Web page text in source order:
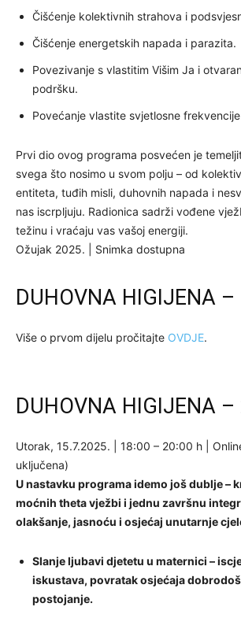
Čišćenje kolektivnih strahova i
Čišćenje energetskih napada i parazita.
Povezivanje s vlastitim Višim Ja i
podršku.
Povećanje vlastite svjetlosne
Prvi dio ovog programa posvećen je
svega što nosimo u svom polju – od
entiteta, tuđih misli, duhovnih napada i
nas iscrpljuju. Radionica sadrži vođene
težinu i vraćaju vas vašoj energiji.
Ožujak 2025. | Snimka dostupna
DUHOVNA HIGIJENA –
Više o prvom dijelu pročitajte OVDJE.
DUHOVNA HIGIJENA –
Utorak, 15.7.2025. | 18:00 – 20:00 h |
uključena)
U nastavku programa idemo još dublje –
moćnih theta vježbi i jednu završnu
olakšanje, jasnoću i osjećaj unutarnje
Slanje ljubavi djetetu u maternici –
iskustava, povratak osjećaja
postojanje.